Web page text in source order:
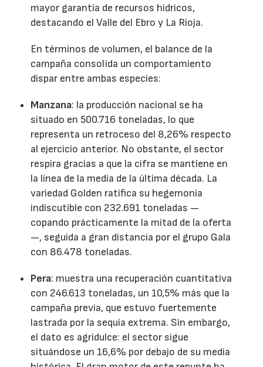
mayor garantía de recursos hídricos,
destacando el Valle del Ebro y La Rioja.
En términos de volumen, el balance de la
campaña consolida un comportamiento
dispar entre ambas especies:
Manzana: la producción nacional se ha
situado en 500.716 toneladas, lo que
representa un retroceso del 8,26% respecto
al ejercicio anterior. No obstante, el sector
respira gracias a que la cifra se mantiene en
la línea de la media de la última década. La
variedad Golden ratifica su hegemonía
indiscutible con 232.691 toneladas —
copando prácticamente la mitad de la oferta
—, seguida a gran distancia por el grupo Gala
con 86.478 toneladas.
Pera: muestra una recuperación cuantitativa
con 246.613 toneladas, un 10,5% más que la
campaña previa, que estuvo fuertemente
lastrada por la sequía extrema. Sin embargo,
el dato es agridulce: el sector sigue
situándose un 16,6% por debajo de su media